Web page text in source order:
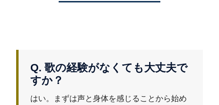
Q. 歌の経験がなくても大丈夫で
すか？
はい。まずは声と身体を感じることから始め